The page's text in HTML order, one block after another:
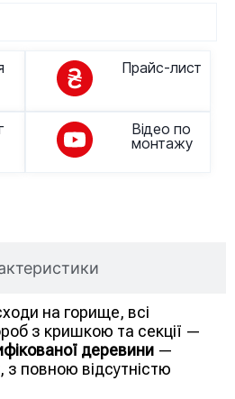
Прайс-лист
Відео по
монтажу
на горище, всі
з кришкою та секції —
деревини —
повною відсутністю